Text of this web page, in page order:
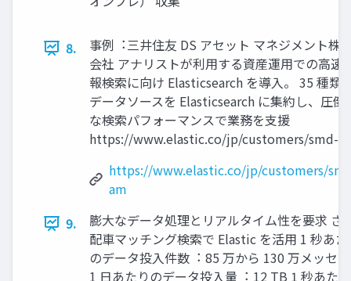
8.
事例︓三井住友 DS アセット マネジメント株
会社 アナリストが利⽤する資産運⽤での⾼速
報検索に向け Elasticsearch を導⼊。 35 種類
データソースを Elasticsearch に集約し、圧倒
な検索パフォーマンスで業務を⽀援
https://www.elastic.co/jp/customers/smd-
https://www.elastic.co/jp/customers/
am
9.
膨⼤なデータ処理とリアルタイム性を要求 さ
配⾞マッチング検索で Elastic を活⽤ 1 秒あ
のデータ投⼊件数︓ 85 万から 130 万メッセ
1 ⽇あたりのデータ投⼊量︓ 12 TB 1 秒あた